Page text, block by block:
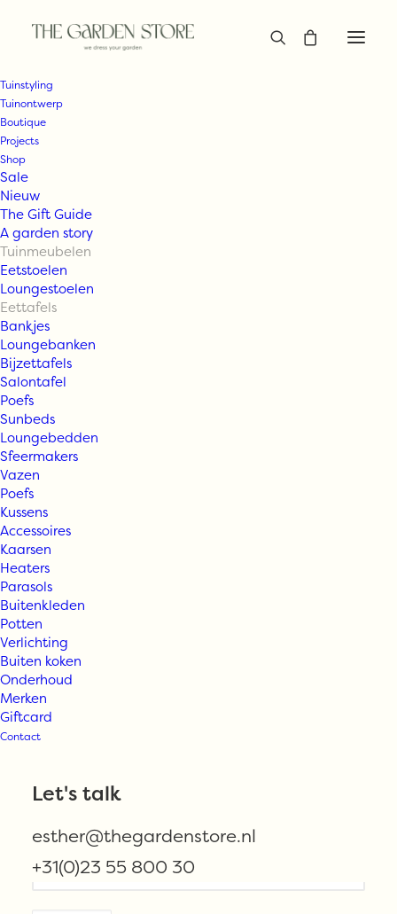
Tuinstyling
Tuinontwerp
Boutique
Projects
Shop
Sale
Nieuw
The Gift Guide
A garden story
Tuinmeubelen
Eetstoelen
Loungestoelen
Eettafels
Bankjes
Loungebanken
Bijzettafels
Salontafel
Poefs
Sunbeds
Loungebedden
Sfeermakers
Vazen
Poefs
Kussens
Accessoires
Kaarsen
Heaters
Parasols
Buitenkleden
Potten
Verlichting
Buiten koken
Onderhoud
Merken
Giftcard
Contact
Let's talk
esther@thegardenstore.nl
+31(0)23 55 800 30
Houe Table
SKETCH
Vanaf €999,00
maat